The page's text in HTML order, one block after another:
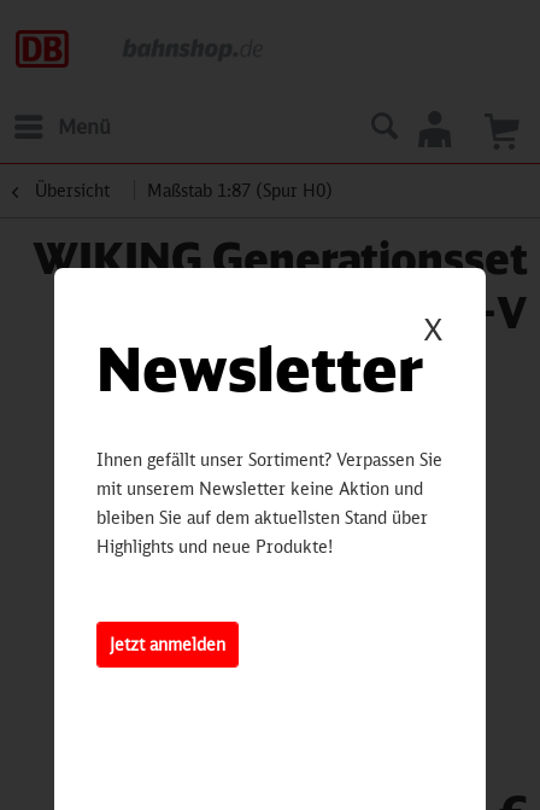
Menü
Übersicht Maßstab 1:87 (Spur H0)
WIKING Generationsset
VW Golf I–V
X
Newsletter
Ihnen gefällt unser Sortiment? Verpassen Sie
mit unserem Newsletter keine Aktion und
bleiben Sie auf dem aktuellsten Stand über
Highlights und neue Produkte!
Jetzt anmelden